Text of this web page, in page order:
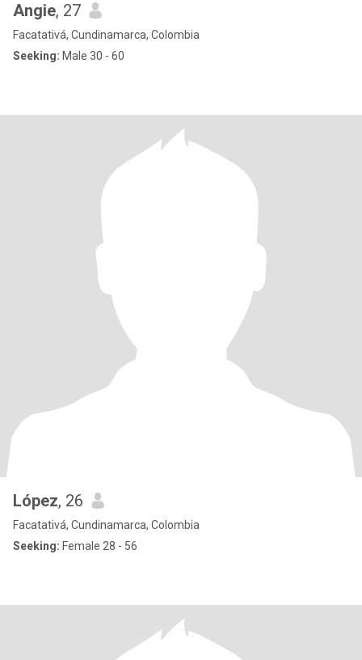
Angie, 27
Facatativá, Cundinamarca, Colombia
Seeking: Male 30 - 60
López, 26
Facatativá, Cundinamarca, Colombia
Seeking: Female 28 - 56